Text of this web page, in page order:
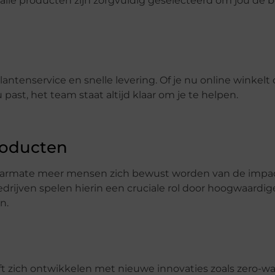
en snelle levering. Of je nu online winkelt
het team staat altijd klaar om je te helpen.
meer mensen zich bewust worden van de
spelen hierin een cruciale rol door
ontwikkelen met nieuwe innovaties zoals zero-